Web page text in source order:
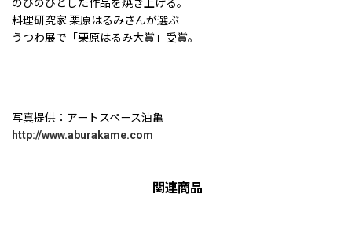
のびのびとした作品を焼き上げる。
料理研究家 栗原はるみさんが選ぶ
うつわ展で「栗原はるみ大賞」受賞。
写真提供：アートスペース油亀
http://www.aburakame.com
関連商品